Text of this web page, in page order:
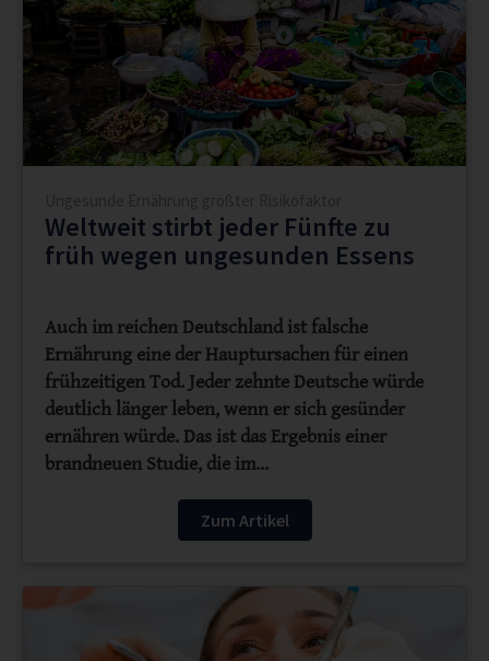
Weltweit stirbt jeder Fünfte zu
früh wegen ungesunden Essens
Auch im reichen Deutschland ist falsche
Ernährung eine der Hauptursachen für einen
frühzeitigen Tod. Jeder zehnte Deutsche würde
deutlich länger leben, wenn er sich gesünder
ernähren würde. Das ist das Ergebnis einer
brandneuen Studie, die im…
Zum Artikel